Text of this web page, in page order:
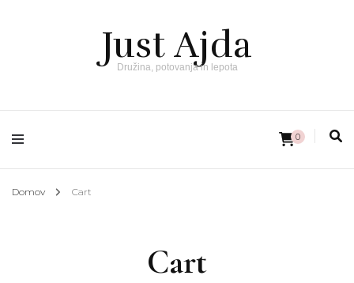
Just Ajda
Družina, potovanja in lepota
0
Domov Cart
Cart